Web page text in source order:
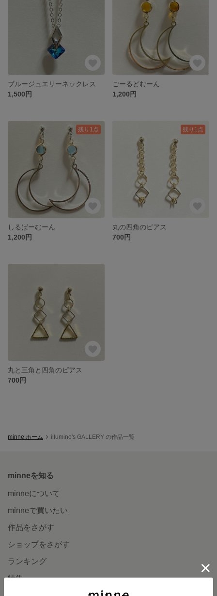
ブルージュエリーネックレス
1,500円
ごーるどむーん
1,200円
残り1点
しるばーむーん
1,200円
残り1点
丸の四角のピアス
700円
丸と三角と四角のピアス
700円
minne ホーム illumino's GALLERY の作品一覧
minneを知る
minneについて
minneで買いたい
作品をさがす
ショップをさがす
ランキング
特集